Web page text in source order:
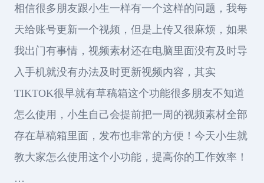
相信很多朋友跟小生一样有一个这样的问题，我每
天给账号更新一个视频，但是上传又很麻烦，如果
我出门有事情，视频素材还在电脑里面没有及时导
入手机就没有办法及时更新视频内容，其实
TIKTOK很早就有草稿箱这个功能很多朋友不知道
怎么使用，小生自己会提前把一周的视频素材全部
存在草稿箱里面，发布也非常的方便！今天小生就
教大家怎么使用这个小功能，提高你的工作效率！
…